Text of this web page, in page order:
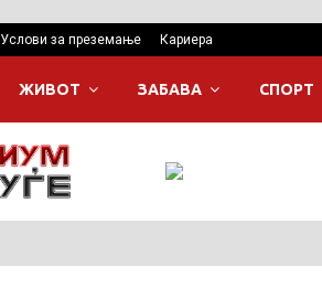
Услови за преземање Кариера
ЖИВОТ ЗАБАВА СПОРТ